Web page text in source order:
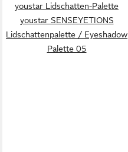
youstar Lidschatten-Palette
youstar SENSEYETIONS
Lidschattenpalette / Eyeshadow
Palette 05